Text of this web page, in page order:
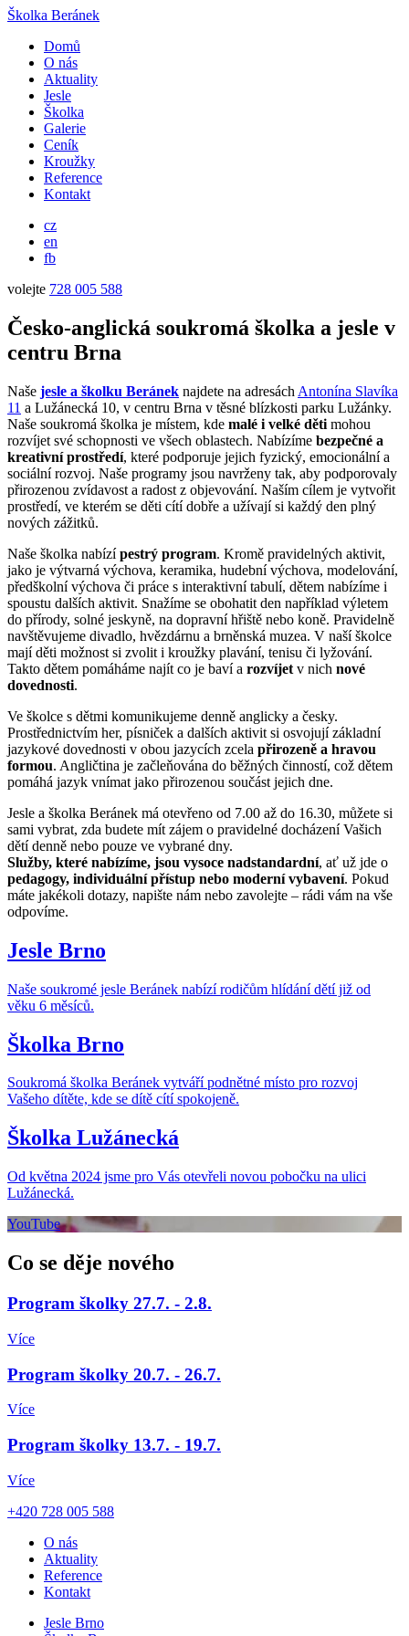
Školka Beránek
Domů
O nás
Aktuality
Jesle
Školka
Galerie
Ceník
Kroužky
Reference
Kontakt
cz
en
fb
volejte 728 005 588
Česko-anglická soukromá školka a jesle v
centru Brna
Naše jesle a školku Beránek najdete na adresách Antonína Slavíka
11 a Lužánecká 10, v centru Brna v těsné blízkosti parku Lužánky.
Naše soukromá školka je místem, kde malé i velké děti mohou
rozvíjet své schopnosti ve všech oblastech. Nabízíme bezpečné a
kreativní prostředí, které podporuje jejich fyzický, emocionální a
sociální rozvoj. Naše programy jsou navrženy tak, aby podporovaly
přirozenou zvídavost a radost z objevování. Naším cílem je vytvořit
prostředí, ve kterém se děti cítí dobře a užívají si každý den plný
nových zážitků.
Naše školka nabízípestrý program. Kromě pravidelných aktivit,
jako je výtvarná výchova, keramika, hudební výchova, modelování,
předškolní výchova či práce s interaktivní tabulí, dětem nabízíme i
spoustu dalších aktivit. Snažíme se obohatit den například výletem
do přírody, solné jeskyně, na dopravní hřiště nebo koně. Pravidelně
navštěvujeme divadlo, hvězdárnu a brněnská muzea. V naší školce
mají děti možnost si zvolit i kroužky plavání, tenisu či lyžování.
Takto dětem pomáháme najít co je baví a rozvíjet v nich nové
dovednosti.
Ve školce s dětmi komunikujeme denně anglicky a česky.
Prostřednictvím her, písniček a dalších aktivit si osvojují základní
jazykové dovednosti v obou jazycích zcela přirozeně a hravou
formou. Angličtina je začleňována do běžných činností, což dětem
pomáhá jazyk vnímat jako přirozenou součást jejich dne.
Jesle a školka Beránek má otevřeno od 7.00 až do 16.30, můžete si
sami vybrat, zda budete mít zájem o pravidelné docházení Vašich
dětí denně nebo pouze ve vybrané dny.
Služby, které nabízíme, jsou vysoce nadstandardní, ať už jde o
pedagogy, individuální přístup nebo moderní vybavení. Pokud
máte jakékoli dotazy, napište nám nebo zavolejte – rádi vám na vše
odpovíme.
Jesle Brno
Naše soukromé jesle Beránek nabízí rodičům hlídání dětí již od
věku 6 měsíců.
Školka Brno
Soukromá školka Beránek vytváří podnětné místo pro rozvoj
Vašeho dítěte, kde se dítě cítí spokojeně.
Školka Lužánecká
Od května 2024 jsme pro Vás otevřeli novou pobočku na ulici
Lužánecká.
YouTube
Co se děje nového
Program školky 27.7. - 2.8.
Více
Program školky 20.7. - 26.7.
Více
Program školky 13.7. - 19.7.
Více
+420 728 005 588
O nás
Aktuality
Reference
Kontakt
Jesle Brno